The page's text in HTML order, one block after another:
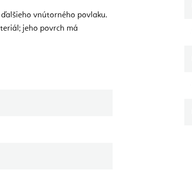
vnútorného povlaku.
jeho povrch má